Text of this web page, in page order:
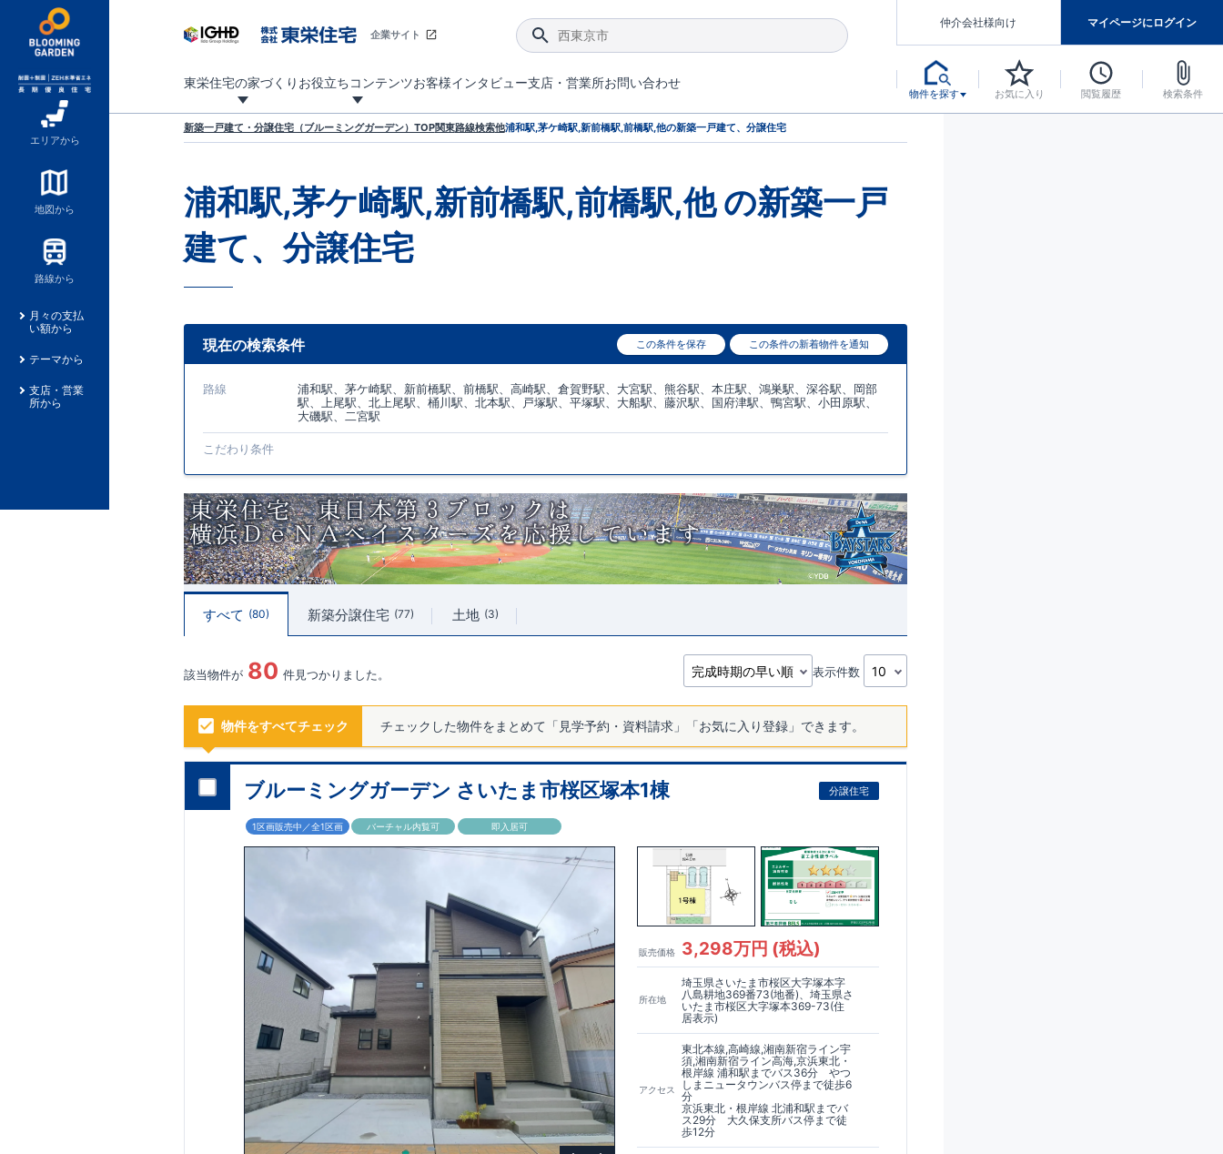
エリアから
地図から
路線から
月々の支払
い額から
テーマから
支店・営業
所から
企業サイト
東栄住宅の家づくり お役立ちコンテンツお客様インタビュー支店・営業所お問い合わせ
仲介会社様向け マイページにログイン
物件を探す お気に入り 閲覧履歴 検索条件
新築一戸建て・分譲住宅（ブルーミングガーデン）TOP関東路線検索他浦和駅,茅ケ崎駅,新前橋駅,前橋駅,他の新築一戸建て、分譲住宅
浦和駅,茅ケ崎駅,新前橋駅,前橋駅,他の新築一戸
建て、分譲住宅
現在の検索条件 この条件を保存 この条件の新着物件を通知
路線
浦和駅、茅ケ崎駅、新前橋駅、前橋駅、高崎駅、倉賀野駅、大宮駅、熊谷駅、本庄駅、鴻巣駅、深谷駅、岡部
駅、上尾駅、北上尾駅、桶川駅、北本駅、戸塚駅、平塚駅、大船駅、藤沢駅、国府津駅、鴨宮駅、小田原駅、
大磯駅、二宮駅
こだわり条件
すべて 80 新築分譲住宅 77 土地 3
該当物件が 80 件見つかりました。 表示件数
物件をすべてチェック チェックした物件をまとめて「見学予約・資料請求」「お気に入り登録」できます。
ブルーミングガーデン さいたま市桜区塚本1棟 分譲住宅
1区画販売中／全1区画 バーチャル内覧可 即入居可
販売価格 3,298万円 (税込)
所在地
埼玉県さいたま市桜区大字塚本字
八島耕地369番73(地番)、埼玉県さ
いたま市桜区大字塚本369-73(住
居表示)
アクセス
東北本線,高崎線,湘南新宿ライン宇
須,湘南新宿ライン高海,京浜東北・
根岸線 浦和駅までバス36分 やつ
しまニュータウンバス停まで徒歩6
分
京浜東北・根岸線 北浦和駅までバ
ス29分 大久保支所バス停まで徒
歩12分